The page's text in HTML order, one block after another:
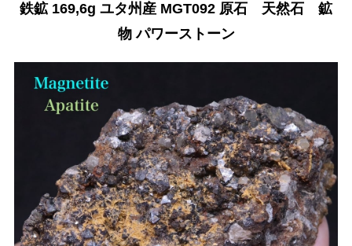
鉄鉱 169,6g ユタ州産 MGT092 原石 天然石 鉱
物 パワーストーン